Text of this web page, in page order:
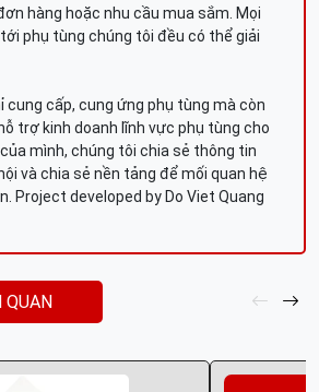
hàng hoặc nhu cầu mua sắm. Mọi
phụ tùng chúng tôi đều có thể giải
cung cấp, cung ứng phụ tùng mà còn
trợ kinh doanh lĩnh vực phụ tùng cho
mình, chúng tôi chia sẻ thông tin
và chia sẻ nền tảng để mối quan hệ
Project developed by Do Viet Quang
QUAN